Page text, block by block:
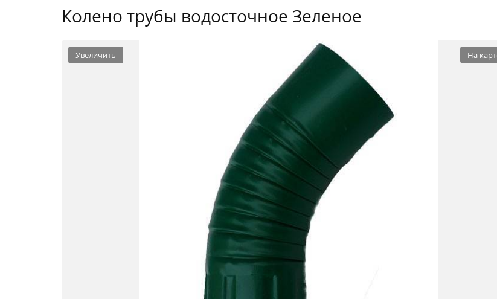
Колено трубы водосточное Зеленое
Увеличить На